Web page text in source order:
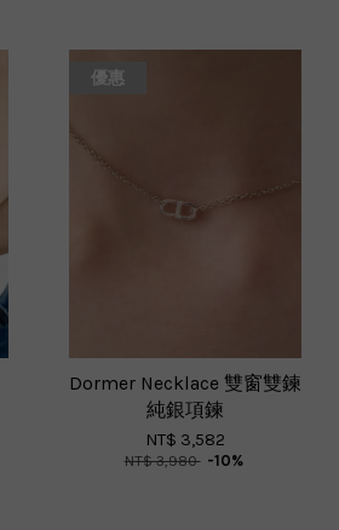
優惠
Dormer Necklace 雙窗雙鍊
純銀項鍊
NT$ 3,582
NT$ 3,980 -10%